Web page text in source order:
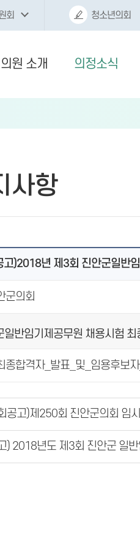
회 청소년의회
의원 소개 의정소식
사항
고)2018년 제3회 진안군일반
군의회
반임기제공무원 채용시험
종합격자_발표_및_임용후보
공고)제250회 진안군의회 임
) 2018년도 제3회 진안군 일